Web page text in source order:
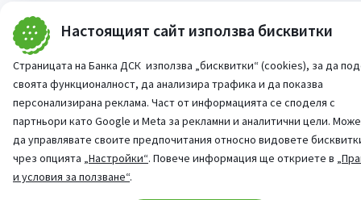
Настоящият сайт използва бисквитки
Страницата на Банка ДСК използва „бисквитки“ (cookies), за да
своята функционалност, да анализира трафика и да показва
персонализирана реклама. Част от информацията се споделя с
партньори като Google и Meta за рекламни и аналитични цели.
да управлявате своите предпочитания относно видовете
чрез опцията „Настройки“. Повече информация ще откриете в
и условия за ползване“.